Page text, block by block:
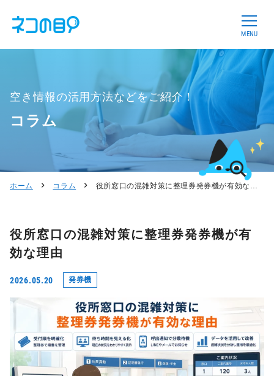
MENU
空き情報の活用方法などをご紹介！
コラム
ホーム コラム 役所窓口の混雑対策に整理券発券機が有効な理由
役所窓口の混雑対策に整理券発券機が有
効な理由
2026.05.20 発券機